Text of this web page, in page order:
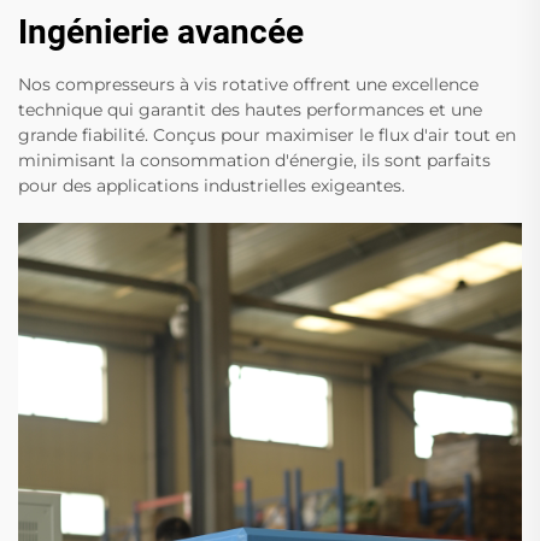
Ingénierie avancée
Nos compresseurs à vis rotative offrent une excellence
technique qui garantit des hautes performances et une
grande fiabilité. Conçus pour maximiser le flux d'air tout en
minimisant la consommation d'énergie, ils sont parfaits
pour des applications industrielles exigeantes.